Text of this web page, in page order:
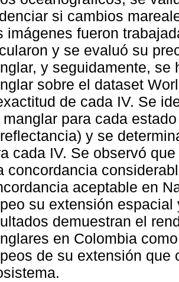
si cambios
imágenes fueron
y se evaluó su
y seguidamente,
sobre el dataset
de cada IV. Se
manglar para cada
y se
cada IV. Se observó
concordancia
aceptable en
su extensión
demuestran el
en Colombia
de su extensión que